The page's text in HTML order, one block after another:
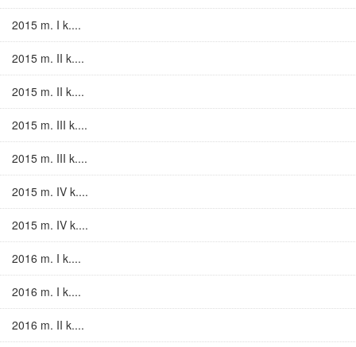
2015 m. I k....
2015 m. II k....
2015 m. II k....
2015 m. III k....
2015 m. III k....
2015 m. IV k....
2015 m. IV k....
2016 m. I k....
2016 m. I k....
2016 m. II k....